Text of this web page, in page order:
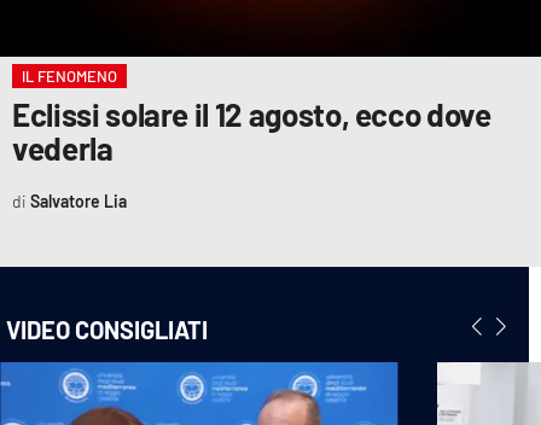
IL FENOMENO
Eclissi solare il 12 agosto, ecco dove
vederla
Salvatore Lia
VIDEO CONSIGLIATI